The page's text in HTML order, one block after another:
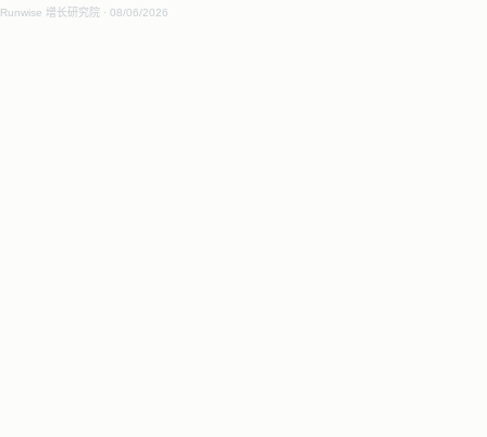
Runwise 增长研究院 08/06/2026